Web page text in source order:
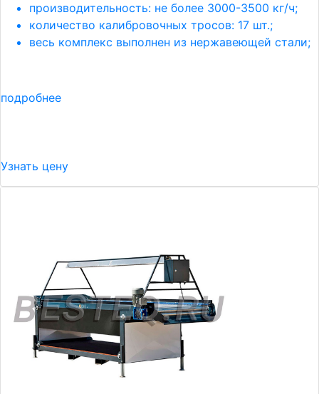
производительность: не более 3000-3500 кг/ч;
количество калибровочных тросов: 17 шт.;
весь комплекс выполнен из нержавеющей стали;
подробнее
Узнать цену